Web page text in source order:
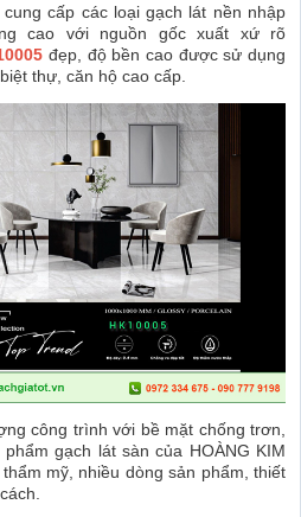
cấp các loại gạch lát nền nhập
cao với nguồn gốc xuất xứ rõ
đẹp, độ bền cao được sử dụng
thự, căn hộ cao cấp.
công trình với bề mặt chống trơn,
gạch lát sàn của HOÀNG KIM
mỹ, nhiều dòng sản phẩm, thiết